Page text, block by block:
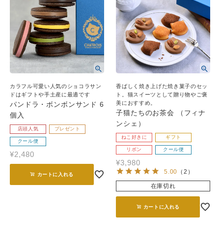
カラフル可愛い人気のショコラサン
ドはギフトや手土産に最適です
パンドラ・ボンボンサンド 6
個入
店頭人気 プレゼント
クール便
¥2,480
カートに入れる
香ばしく焼き上げた焼き菓子のセッ
ト。猫スイーツとして贈り物やご褒
美におすすめ。
子猫たちのお茶会 （フィナ
ンシェ）
ねこ好きに ギフト
リボン クール便
¥3,980
5.00 （ 2 ）
在庫切れ
カートに入れる